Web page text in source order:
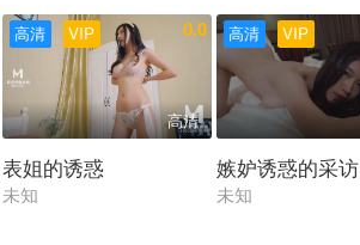
VIP
高清 0.0
高清
表姐的诱惑
未知
VIP
高清
嫉妒诱惑的采访
未知